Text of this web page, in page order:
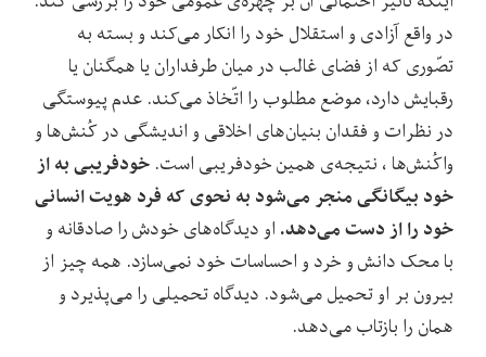
در واقع آزادی و استقلال خود را انکار می‌کند و بسته به
تصّوری که از فضای غالب در میان طرفداران یا همگنان یا
رقبایش دارد، موضع مطلوب را اتّخاذ می‌کند. عدم پیوستگی
در نظرات و فقدان بنیان‌های اخلاقی و اندیشگی در کُنش‌ها و
واکُنش‌ها ، نتیجه‌ی همین خود‌فریبی است. خودفریبی به از
خود بیگانگی منجر می‌شود به نحوی که فرد هویت انسانی
خود را از دست می‌دهد. او دیدگاه‌های خودش را صادقانه و
با محک دانش و خرد و احساسات خود نمی‌سازد. همه چیز از
بیرون بر او تحمیل می‌شود. دیدگاه تحمیلی را می‌پذیرد و
همان را بازتاب می‌دهد.